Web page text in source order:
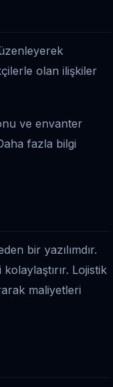
olan ilişkiler
ve envanter
fazla bilgi
bir yazılımdır.
Lojistik
maliyetleri